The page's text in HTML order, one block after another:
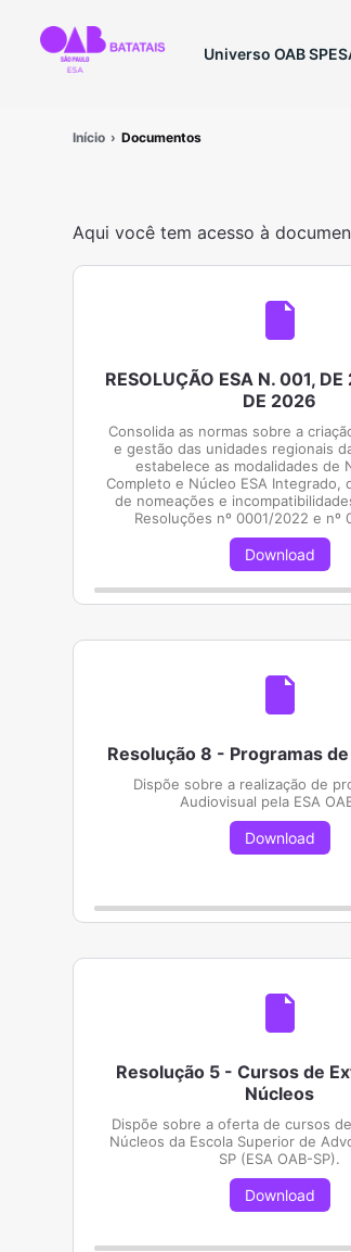
Universo OAB SP
Início Documentos
Aqui você tem acesso à
RESOLUÇÃO ESA N. 001,
DE 2026
Consolida as normas sobre a
e gestão das unidades regionais da
estabelece as modalidades de
Completo e Núcleo ESA Integrado,
de nomeações e
Resoluções nº 0001/2022 e nº
Download
Resolução 8 - Programas
Dispõe sobre a realização de
Audiovisual pela ESA
Download
Resolução 5 - Cursos de
Núcleos
Dispõe sobre a oferta de cursos
Núcleos da Escola Superior de
SP (ESA OAB-SP).
Download